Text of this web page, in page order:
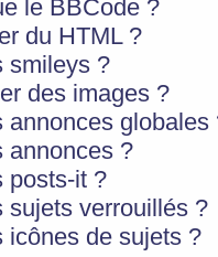
le BBCode ?
du HTML ?
smileys ?
des images ?
annonces globales
annonces ?
posts-it ?
sujets verrouillés ?
icônes de sujets ?